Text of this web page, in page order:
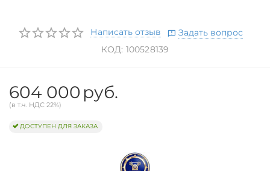
Написать отзыв
Задать вопрос
КОД: 100528139
604 000 руб.
(в т.ч. НДС 22%)
ДОСТУПЕН ДЛЯ ЗАКАЗА